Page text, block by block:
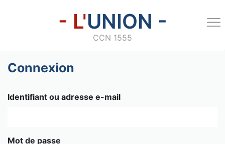
- L'UNION -
CCN 1555
Connexion
Identifiant ou adresse e-mail
Mot de passe